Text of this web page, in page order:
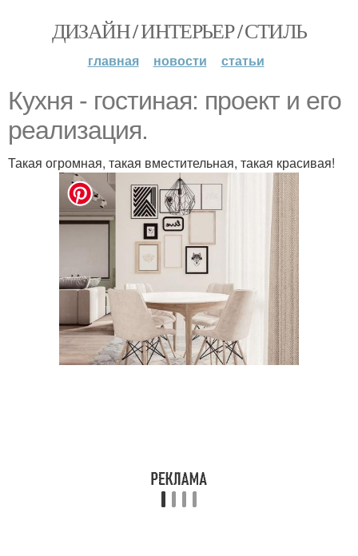
ДИЗАЙН / ИНТЕРЬЕР / СТИЛЬ
главная новости статьи
Кухня - гостиная: проект и его
реализация.
Такая огромная, такая вместительная, такая красивая!